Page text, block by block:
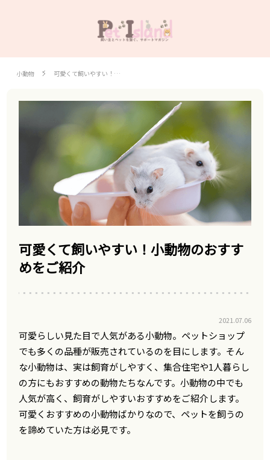
小動物 可愛くて飼いやすい！…
可愛くて飼いやすい！小動物のおすす
めをご紹介
2021.07.06
可愛らしい見た目で人気がある小動物。ペットショップ
でも多くの品種が販売されているのを目にします。そん
な小動物は、実は飼育がしやすく、集合住宅や1人暮らし
の方にもおすすめの動物たちなんです。小動物の中でも
人気が高く、飼育がしやすいおすすめをご紹介します。
可愛くおすすめの小動物ばかりなので、ペットを飼うの
を諦めていた方は必見です。